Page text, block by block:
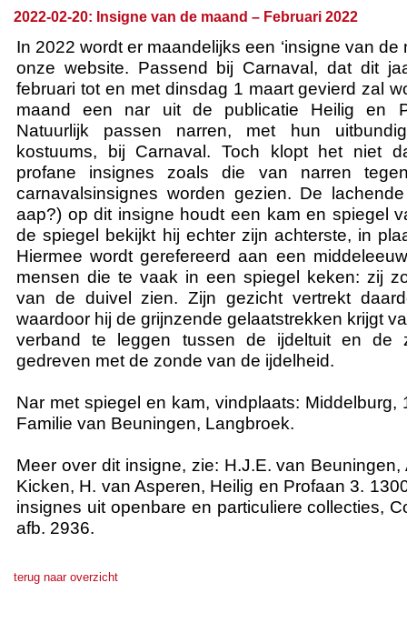
2022-02-20: Insigne van de maand – Februari 2022
In 2022 wordt er maandelijks een ‘insigne van de
onze website. Passend bij Carnaval, dat dit
februari tot en met dinsdag 1 maart gevierd zal
maand een nar uit de publicatie Heilig en
Natuurlijk passen narren, met hun
kostuums, bij Carnaval. Toch klopt het niet
profane insignes zoals die van narren
carnavalsinsignes worden gezien. De
aap?) op dit insigne houdt een kam en spiegel
de spiegel bekijkt hij echter zijn achterste, in
Hiermee wordt gerefereerd aan een
mensen die te vaak in een spiegel keken: zij
van de duivel zien. Zijn gezicht vertrekt
waardoor hij de grijnzende gelaatstrekken krijgt
verband te leggen tussen de ijdeltuit en de
gedreven met de zonde van de ijdelheid.
Nar met spiegel en kam, vindplaats: Middelburg,
Familie van Beuningen, Langbroek.
Meer over dit insigne, zie: H.J.E. van
Kicken, H. van Asperen, Heilig en Profaan 3.
insignes uit openbare en particuliere collecties,
afb. 2936.
terug naar overzicht